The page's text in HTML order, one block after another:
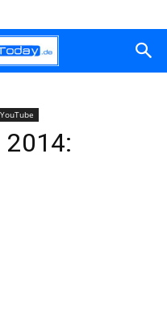
YouTube
2014: